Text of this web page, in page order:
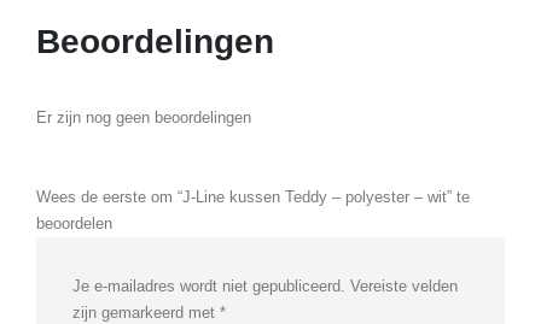
Beoordelingen
Er zijn nog geen beoordelingen
Wees de eerste om “J-Line kussen Teddy – polyester – wit” te
beoordelen
Je e-mailadres wordt niet gepubliceerd. Vereiste velden
zijn gemarkeerd met *